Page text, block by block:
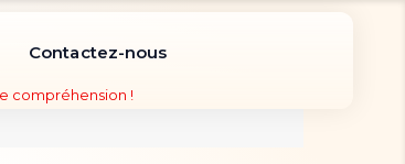
Contactez-nous
compréhension !